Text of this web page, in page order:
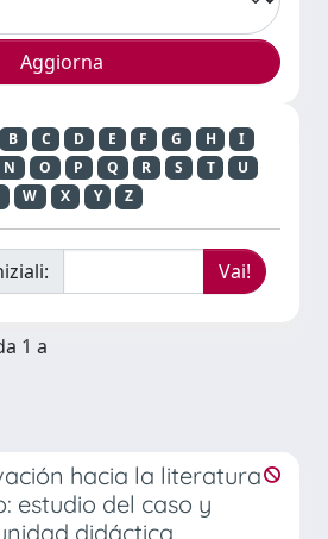
B C D E F G H
I
N O P Q R S T
U
W X Y Z
1 a
hacia la literatura
estudio del caso y
didáctica